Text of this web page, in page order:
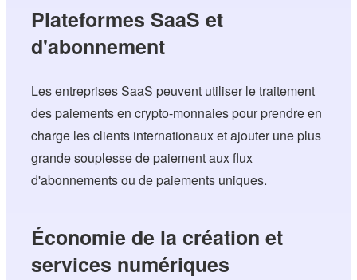
Plateformes SaaS et
d'abonnement
Les entreprises SaaS peuvent utiliser le traitement
des paiements en crypto-monnaies pour prendre en
charge les clients internationaux et ajouter une plus
grande souplesse de paiement aux flux
d'abonnements ou de paiements uniques.
Économie de la création et
services numériques